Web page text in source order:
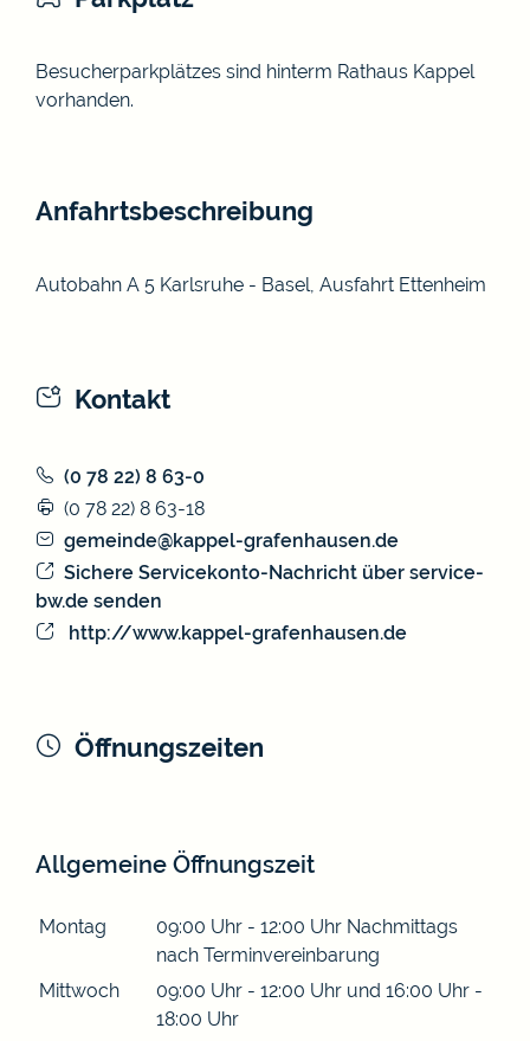
Besucherparkplätzes sind hinterm Rathaus Kappel
vorhanden.
Anfahrtsbeschreibung
Autobahn A 5 Karlsruhe - Basel, Ausfahrt Ettenheim
Kontakt
(0 78 22) 8 63-0
(0 78 22) 8 63-18
gemeinde@kappel-grafenhausen.de
Sichere Servicekonto-Nachricht über service-
bw.de senden
http://www.kappel-grafenhausen.de
Öffnungszeiten
Allgemeine Öffnungszeit
Montag 09:00 Uhr - 12:00 Uhr Nachmittags
nach Terminvereinbarung
Mittwoch
09:00 Uhr - 12:00 Uhr und 16:00 Uhr -
18:00 Uhr